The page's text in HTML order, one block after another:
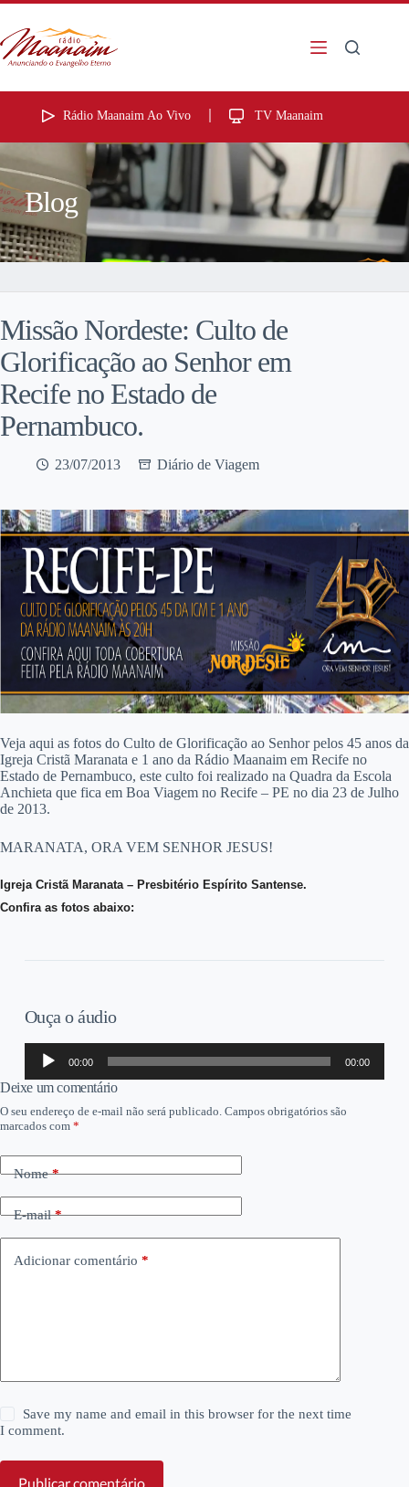
Rádio Maanaim Ao Vivo TV Maanaim
Blog
Missão Nordeste: Culto de
Glorificação ao Senhor em
Recife no Estado de
Pernambuco.
23/07/2013 Diário de Viagem
Veja aqui as fotos do Culto de Glorificação ao Senhor pelos 45 anos da
Igreja Cristã Maranata e 1 ano da Rádio Maanaim em Recife no
Estado de Pernambuco, este culto foi realizado na Quadra da Escola
Anchieta que fica em Boa Viagem no Recife – PE no dia 23 de Julho
de 2013.
MARANATA, ORA VEM SENHOR JESUS!
Igreja Cristã Maranata – Presbitério Espírito Santense.
Confira as fotos abaixo:
Ouça o áudio
Tocador
áudio
00:00 00:00
Deixe um comentário
O seu endereço de e-mail não será publicado. Campos obrigatórios são
marcados com *
Nome*
E-mail*
Adicionar comentário *
Save my name and email in this browser for the next time
I comment.
Publicar comentário